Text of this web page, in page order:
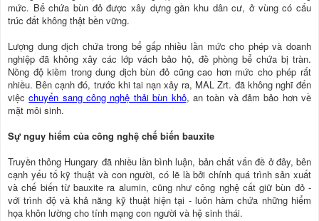
mức. Bể chứa bùn đỏ được xây dựng gần khu dân cư, ở vùng có cấu
trúc đất không thật bền vững.
Lượng dung dịch chứa trong bể gấp nhiều lần mức cho phép và doanh
nghiệp đã không xây các lớp vách bảo hộ, đề phòng bể chứa bị tràn.
Nồng độ kiềm trong dung dịch bùn đỏ cũng cao hơn mức cho phép rất
nhiều. Bên cạnh đó, trước khi tai nạn xảy ra, MAL Zrt. đã không nghĩ đến
việcchuyển sang công nghệ thải bùn khô, an toàn và đảm bảo hơn về
mặt môi sinh.
Sự nguy hiểm của công nghệ chế biến bauxite
Truyền thông Hungary đã nhiều lần bình luận, bản chất vấn đề ở đây, bên
cạnh yếu tố kỹ thuật và con người, có lẽ là bởi chính quá trình sản xuất
và chế biến từ bauxite ra alumin, cũng như công nghệ cất giữ bùn đỏ -
với trình độ và khả năng kỹ thuật hiện tại - luôn hàm chứa những hiểm
họa khôn lường cho tính mạng con người và hệ sinh thái.